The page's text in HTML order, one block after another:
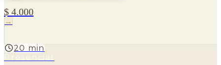
$ 4.000
→
20 min
Presencial